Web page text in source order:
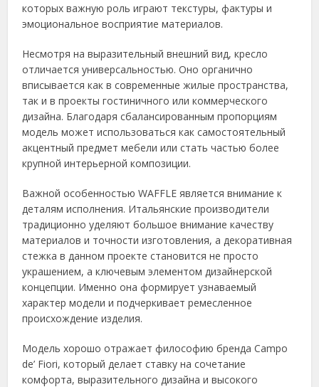
которых важную роль играют текстуры, фактуры и
эмоциональное восприятие материалов.
Несмотря на выразительный внешний вид, кресло
отличается универсальностью. Оно органично
вписывается как в современные жилые пространства,
так и в проекты гостиничного или коммерческого
дизайна. Благодаря сбалансированным пропорциям
модель может использоваться как самостоятельный
акцентный предмет мебели или стать частью более
крупной интерьерной композиции.
Важной особенностью WAFFLE является внимание к
деталям исполнения. Итальянские производители
традиционно уделяют большое внимание качеству
материалов и точности изготовления, а декоративная
стежка в данном проекте становится не просто
украшением, а ключевым элементом дизайнерской
концепции. Именно она формирует узнаваемый
характер модели и подчеркивает ремесленное
происхождение изделия.
Модель хорошо отражает философию бренда Campo
de’ Fiori, который делает ставку на сочетание
комфорта, выразительного дизайна и высокого